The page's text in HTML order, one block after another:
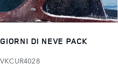
GIORNI DI NEVE PACK
VKCUR4028